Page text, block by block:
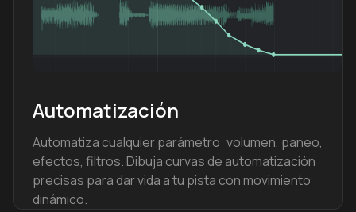
Automatización
Automatiza cualquier parámetro: volumen, paneo,
efectos, filtros. Dibuja curvas de automatización
precisas para dar vida a tu pista con movimiento
dinámico.